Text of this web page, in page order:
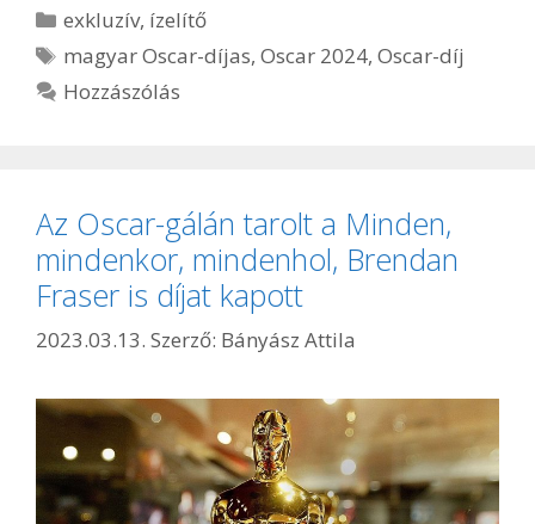
Kategória
exkluzív, ízelítő
Címkék
magyar Oscar-díjas,Oscar 2024,Oscar-díj
Hozzászólás
Az Oscar-gálán tarolt a Minden,
mindenkor, mindenhol, Brendan
Fraser is díjat kapott
2023.03.13. Szerző: Bányász Attila